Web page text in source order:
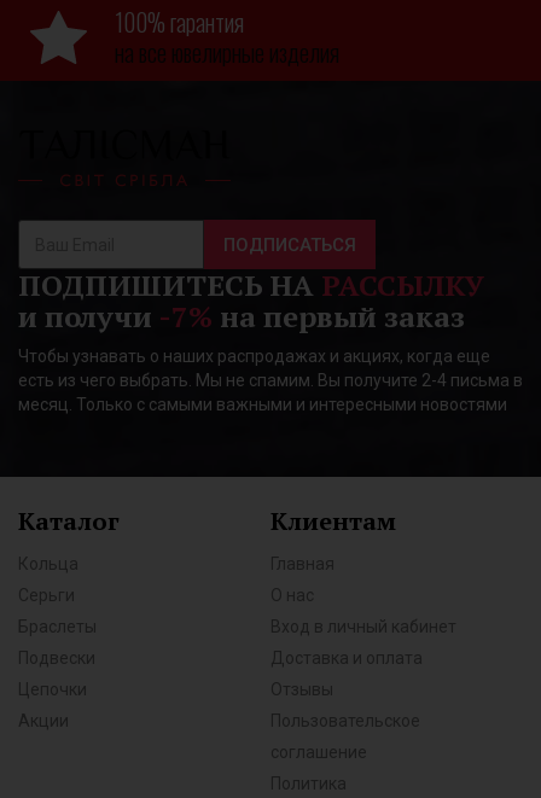
100% гарантия
на все ювелирные изделия
ПОДПИСАТЬСЯ
ПОДПИШИТЕСЬ НА РАССЫЛКУ
и получи -7% на первый заказ
Чтобы узнавать о наших распродажах и акциях, когда еще
есть из чего выбрать. Мы не спамим. Вы получите 2-4 письма в
месяц. Только с самыми важными и интересными новостями
Каталог
Кольца
Серьги
Браслеты
Подвески
Цепочки
Акции
Клиентам
Главная
О нас
Вход в личный кабинет
Доставка и оплата
Отзывы
Пользовательское
соглашение
Политика